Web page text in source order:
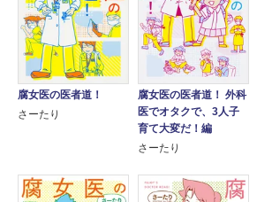
腐女医の医者道！
さーたり
腐女医の医者道！ 外科
医でオタクで、3人子
育て大変だ！編
さーたり